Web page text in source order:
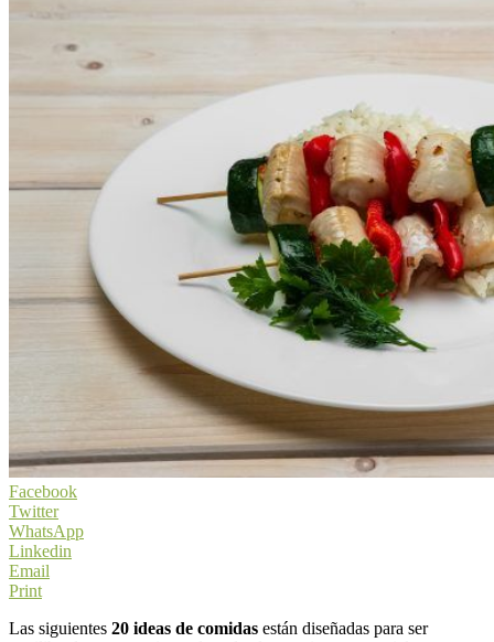
Facebook
Twitter
WhatsApp
Linkedin
Email
Print
Las siguientes 20 ideas de comidas están diseñadas para ser